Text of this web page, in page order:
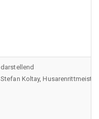
darstellend
Stefan Koltay, Husarenrittmeister